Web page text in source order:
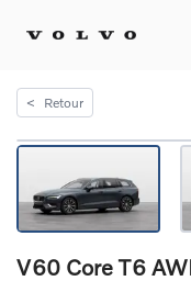
< Retour
V60 Core T6